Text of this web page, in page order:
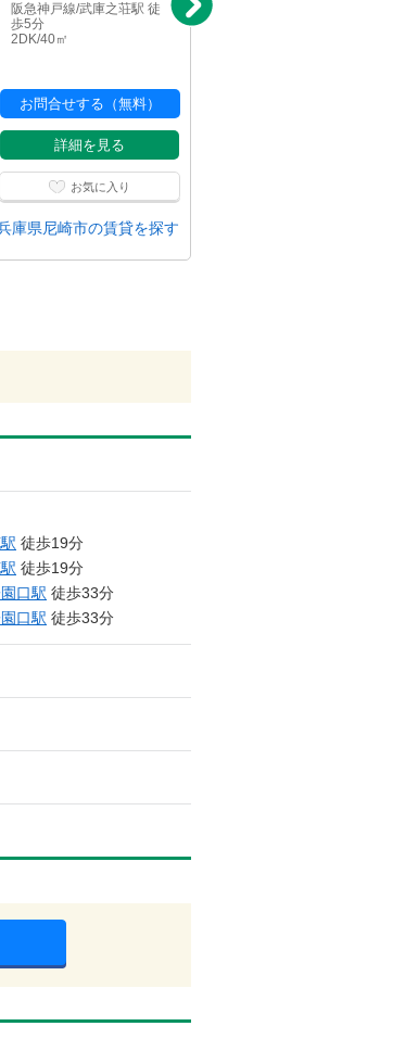
阪急神戸線/武庫之荘駅 徒
歩5分
2DK/40㎡
お問合せする（無料）
詳細を見る
お気に入り
阪急神戸線/武庫之荘駅 徒
庫県尼崎市の賃貸を探す
徒歩19分
徒歩19分
口駅 徒歩33分
口駅 徒歩33分